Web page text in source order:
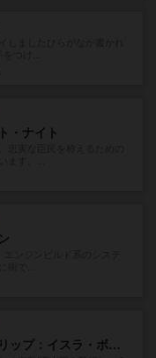
・ナイト
キャプテン・フリップ：イスラ・ボンバ